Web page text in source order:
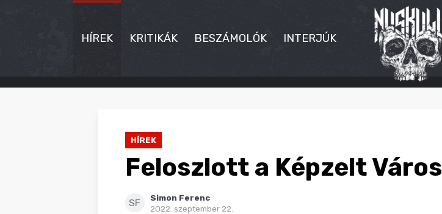
HÍREK KRITIKÁK BESZÁMOLÓK INTERJÚK
HÍREK
HÍREK
Feloszlott a Képzelt Város
SF
Simon Ferenc
2022. szeptember 22.